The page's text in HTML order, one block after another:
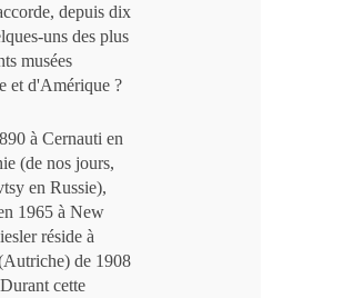
depuis dix
uns des plus
musées
et d'Amérique ?
à Cernauti en
(de nos jours,
en Russie),
1965 à New
réside à
de 1908
cette